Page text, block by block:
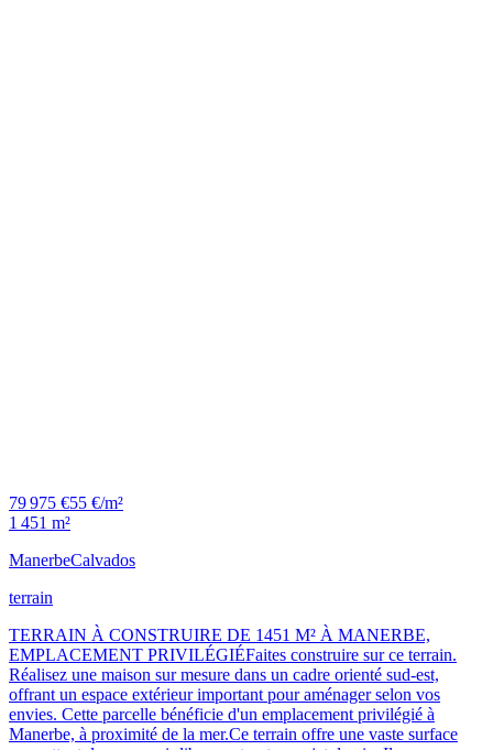
79 975 €55 €/m²
1 451 m²
ManerbeCalvados
terrain
TERRAIN À CONSTRUIRE DE 1451 M² À MANERBE,
EMPLACEMENT PRIVILÉGIÉFaites construire sur ce terrain.
Réalisez une maison sur mesure dans un cadre orienté sud-est,
offrant un espace extérieur important pour aménager selon vos
envies. Cette parcelle bénéficie d'un emplacement privilégié à
Manerbe, à proximité de la mer.Ce terrain offre une vaste surface